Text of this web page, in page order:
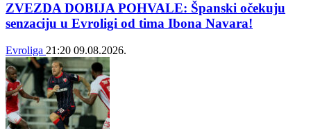
ZVEZDA DOBIJA POHVALE: Španski očekuju
senzaciju u Evroligi od tima Ibona Navara!
Evroliga 21:20 09.08.2026.